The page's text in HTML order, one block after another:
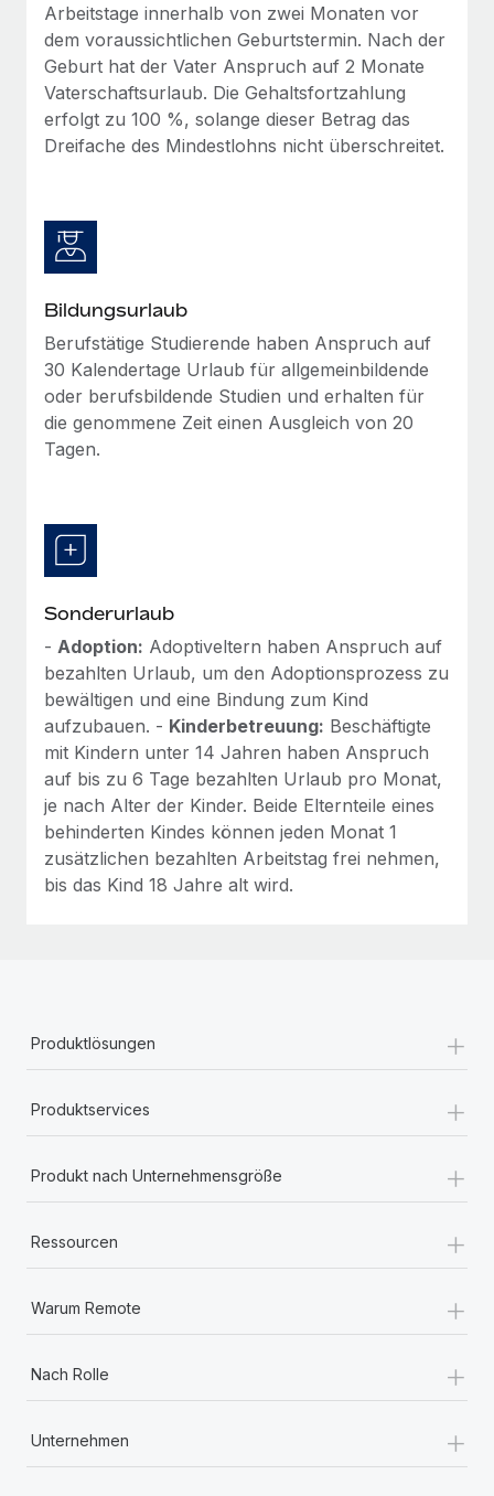
Arbeitstage innerhalb von zwei Monaten vor
dem voraussichtlichen Geburtstermin. Nach der
Geburt hat der Vater Anspruch auf 2 Monate
Vaterschaftsurlaub. Die Gehaltsfortzahlung
erfolgt zu 100 %, solange dieser Betrag das
Dreifache des Mindestlohns nicht überschreitet.
Bildungsurlaub
Berufstätige Studierende haben Anspruch auf
30 Kalendertage Urlaub für allgemeinbildende
oder berufsbildende Studien und erhalten für
die genommene Zeit einen Ausgleich von 20
Tagen.
Sonderurlaub
- Adoption: Adoptiveltern haben Anspruch auf
bezahlten Urlaub, um den Adoptionsprozess zu
bewältigen und eine Bindung zum Kind
aufzubauen. - Kinderbetreuung: Beschäftigte
mit Kindern unter 14 Jahren haben Anspruch
auf bis zu 6 Tage bezahlten Urlaub pro Monat,
je nach Alter der Kinder. Beide Elternteile eines
behinderten Kindes können jeden Monat 1
zusätzlichen bezahlten Arbeitstag frei nehmen,
bis das Kind 18 Jahre alt wird.
Produktlösungen +
Produktservices +
Produkt nach Unternehmensgröße +
Ressourcen +
Warum Remote +
Nach Rolle +
Unternehmen
+